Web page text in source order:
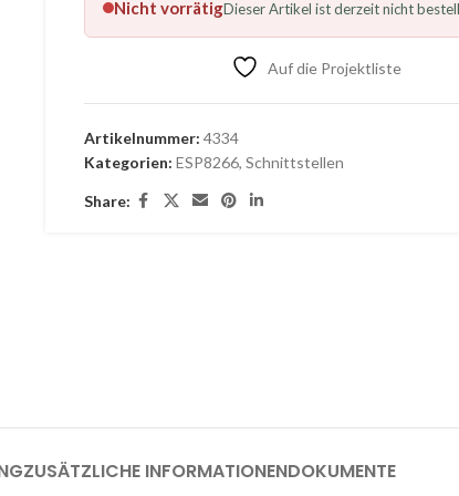
Nicht vorrätigDieser Artikel ist derzeit nicht
Auf die Projektliste
Artikelnummer: 4334
Kategorien: ESP8266, Schnittstellen
Share:
ZUSÄTZLICHE INFORMATIONENDOKUMENTE